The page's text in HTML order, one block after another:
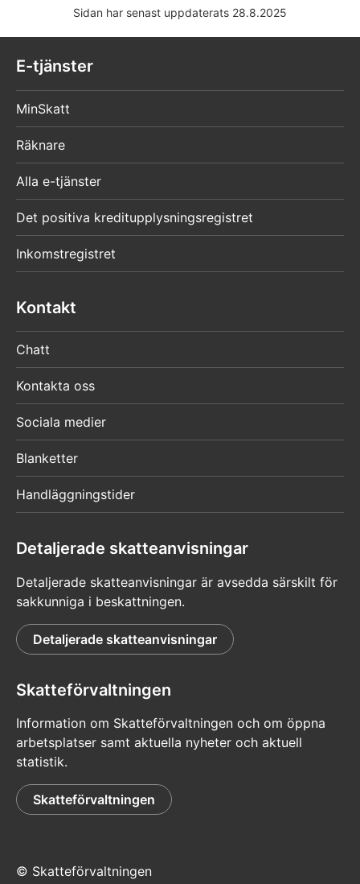
Sidan har senast uppdaterats 28.8.2025
E-tjänster
MinSkatt
Räknare
Alla e-tjänster
Det positiva kreditupplysningsregistret
Inkomstregistret
Kontakt
Chatt
Kontakta oss
Sociala medier
Blanketter
Handläggningstider
Detaljerade skatteanvisningar
Detaljerade skatteanvisningar är avsedda särskilt för
sakkunniga i beskattningen.
Detaljerade skatteanvisningar
Skatteförvaltningen
Information om Skatteförvaltningen och om öppna
arbetsplatser samt aktuella nyheter och aktuell
statistik.
Skatteförvaltningen
© Skatteförvaltningen